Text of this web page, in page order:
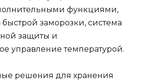
функциями,
заморозки, система
защиты и
управление температурой.
решения для хранения